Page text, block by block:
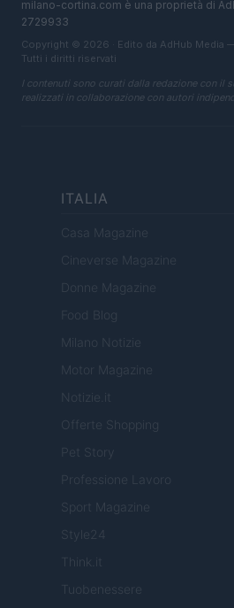
milano-cortina.com è una proprietà di
2729933
Copyright © 2026 · Edito da AdHub Media
Tutti i diritti riservati
I contenuti sono curati dalla redazione con il
realizzati in collaborazione con autori
ITALIA
Casa Magazine
Cineverse Magazine
Donne Magazine
Food Blog
Milano Notizie
Motor Magazine
Notizie.it
Offerte Shopping
Pet Story
Professione Lavoro
Sport Magazine
Style24
Think.it
Tuobenessere